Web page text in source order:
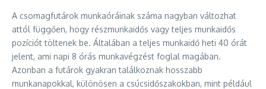
A csomagfutárok munkaóráinak száma nagyban változhat
attól függően, hogy részmunkaidős vagy teljes munkaidős
pozíciót töltenek be. Általában a teljes munkaidő heti 40 órát
jelent, ami napi 8 órás munkavégzést foglal magában.
Azonban a futárok gyakran találkoznak hosszabb
munkanapokkal, különösen a csúcsidőszakokban, mint például